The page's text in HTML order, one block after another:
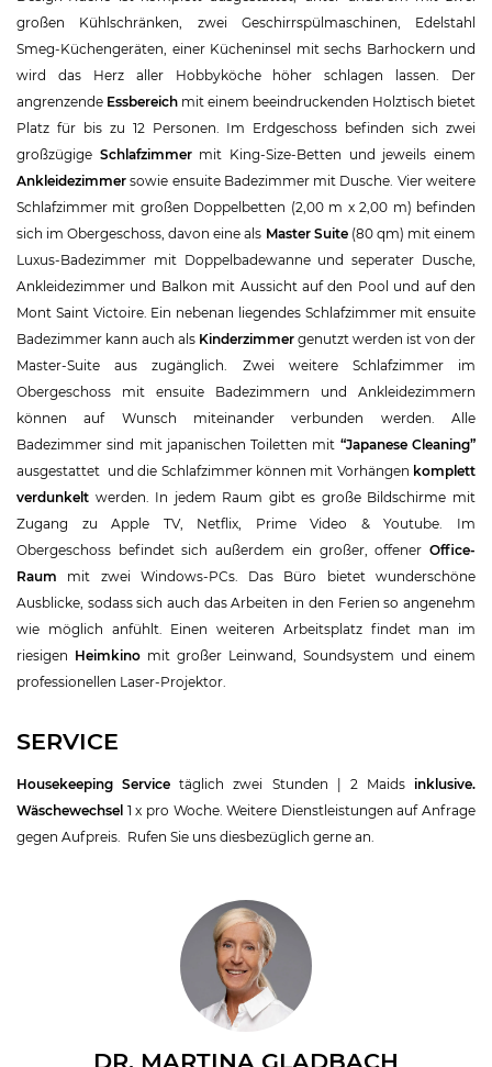
großen Kühlschränken, zwei Geschirrspülmaschinen, Edelstahl
Smeg-Küchengeräten, einer Kücheninsel mit sechs Barhockern und
wird das Herz aller Hobbyköche höher schlagen lassen. Der
angrenzende Essbereich mit einem beeindruckenden Holztisch bietet
Platz für bis zu 12 Personen. Im Erdgeschoss befinden sich zwei
großzügige Schlafzimmer mit King-Size-Betten und jeweils einem
Ankleidezimmer sowie ensuite Badezimmer mit Dusche. Vier weitere
Schlafzimmer mit großen Doppelbetten (2,00 m x 2,00 m) befinden
sich im Obergeschoss, davon eine als Master Suite (80 qm) mit einem
Luxus-Badezimmer mit Doppelbadewanne und seperater Dusche,
Ankleidezimmer und Balkon mit Aussicht auf den Pool und auf den
Mont Saint Victoire. Ein nebenan liegendes Schlafzimmer mit ensuite
Badezimmer kann auch als Kinderzimmer genutzt werden ist von der
Master-Suite aus zugänglich. Zwei weitere Schlafzimmer im
Obergeschoss mit ensuite Badezimmern und Ankleidezimmern
können auf Wunsch miteinander verbunden werden. Alle
Badezimmer sind mit japanischen Toiletten mit “Japanese Cleaning”
ausgestattet und die Schlafzimmer können mit Vorhängen komplett
verdunkelt werden. In jedem Raum gibt es große Bildschirme mit
Zugang zu Apple TV, Netflix, Prime Video & Youtube. Im
Obergeschoss befindet sich außerdem ein großer, offener Office-
Raum mit zwei Windows-PCs. Das Büro bietet wunderschöne
Ausblicke, sodass sich auch das Arbeiten in den Ferien so angenehm
wie möglich anfühlt. Einen weiteren Arbeitsplatz findet man im
riesigen Heimkino mit großer Leinwand, Soundsystem und einem
professionellen Laser-Projektor.
SERVICE
Housekeeping Servicetäglich zwei Stunden | 2 Maids inklusive.
Wäschewechsel 1 x pro Woche.Weitere Dienstleistungen auf Anfrage
gegen Aufpreis. Rufen Sie uns diesbezüglich gerne an.
DR. MARTINA GLADBACH